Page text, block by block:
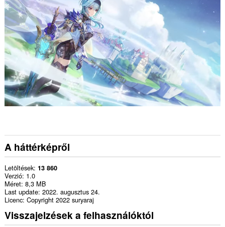
A háttérképről
Letöltések 13 860
Verzió 1.0
Méret 8,3 MB
Last update 2022. augusztus 24.
Licenc Copyright 2022 suryaraj
Visszajelzések a felhasználóktól